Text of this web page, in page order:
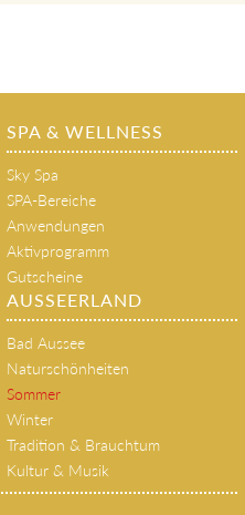
SPA & WELLNESS
Sky Spa
SPA-Bereiche
Anwendungen
Aktivprogramm
Gutscheine
AUSSEERLAND
Bad Aussee
Naturschönheiten
Sommer
Winter
Tradition & Brauchtum
Kultur & Musik